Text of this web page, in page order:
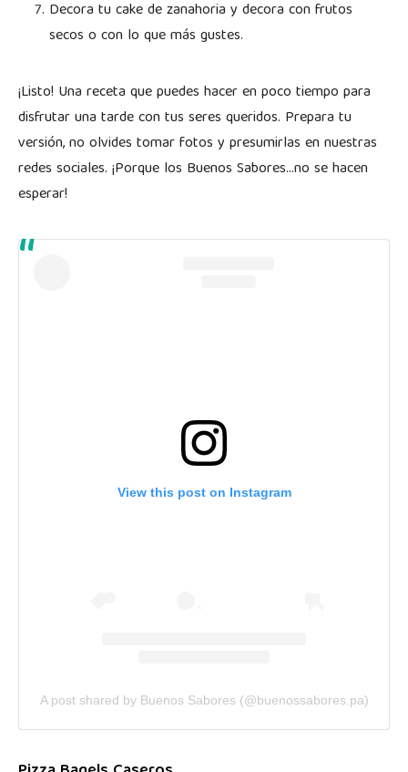
Decora tu cake de zanahoria y decora con frutos
secos o con lo que más gustes.
¡Listo! Una receta que puedes hacer en poco tiempo para
disfrutar una tarde con tus seres queridos. Prepara tu
versión, no olvides tomar fotos y presumirlas en nuestras
redes sociales. ¡Porque los Buenos Sabores…no se hacen
esperar!
View this post on Instagram
A post shared by Buenos Sabores (@buenossabores.pa)